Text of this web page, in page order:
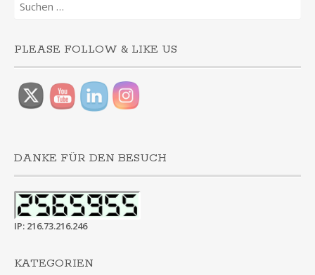
nach:
PLEASE FOLLOW & LIKE US
DANKE FÜR DEN BESUCH
IP: 216.73.216.246
KATEGORIEN